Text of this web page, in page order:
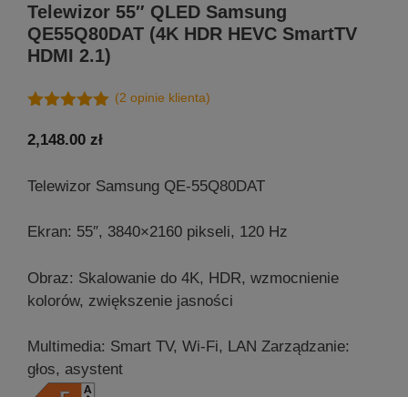
Telewizor 55″ QLED Samsung
QE55Q80DAT (4K HDR HEVC SmartTV
HDMI 2.1)
(2 opinie klienta)
2,148.00 zł
Telewizor Samsung QE-55Q80DAT
Ekran: 55″, 3840×2160 pikseli, 120 Hz
Obraz: Skalowanie do 4K, HDR, wzmocnienie
kolorów, zwiększenie jasności
Multimedia: Smart TV, Wi-Fi, LAN Zarządzanie:
głos, asystent